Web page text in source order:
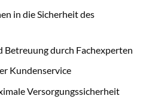
in die Sicherheit des
durch Fachexperten
Kundenservice
Versorgungssicherheit